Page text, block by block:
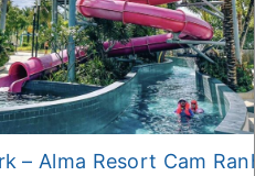
– Alma Resort Cam